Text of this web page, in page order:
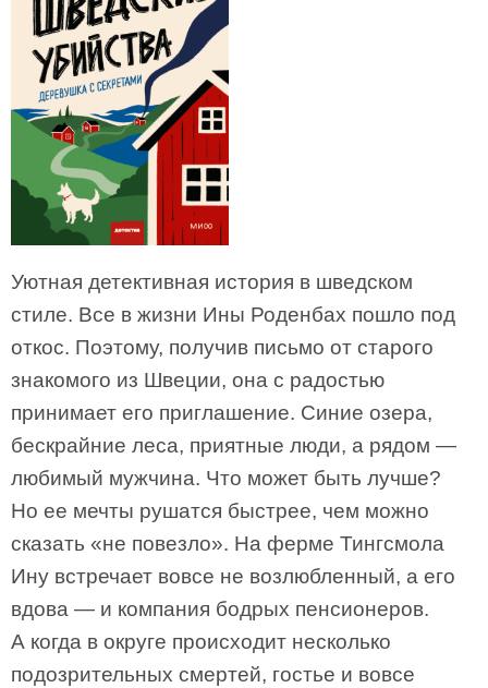
Уютная детективная история в шведском
стиле. Все в жизни Ины Роденбах пошло под
откос. Поэтому, получив письмо от старого
знакомого из Швеции, она с радостью
принимает его приглашение. Синие озера,
бескрайние леса, приятные люди, а рядом —
любимый мужчина. Что может быть лучше?
Но ее мечты рушатся быстрее, чем можно
сказать «не повезло». На ферме Тингсмола
Ину встречает вовсе не возлюбленный, а его
вдова — и компания бодрых пенсионеров.
А когда в округе происходит несколько
подозрительных смертей, гостье и вовсе